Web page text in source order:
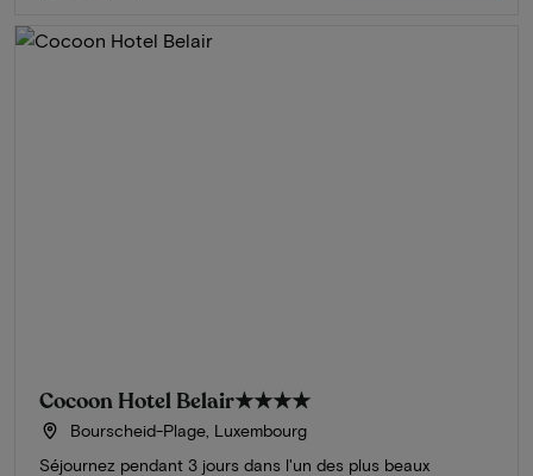
Cocoon Hotel Belair★★★★
Bourscheid-Plage, Luxembourg
Séjournez pendant 3 jours dans l'un des plus beaux